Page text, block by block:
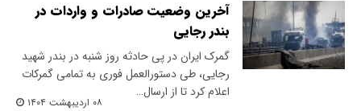
آخرین وضعیت صادرات و واردات در
بندر رجایی
گمرک ایران در پی حادثه روز شنبه در بندر شهید
رجایی، طی دستورالعمل فوری به تمامی گمرکات
اعلام کرد تا از ارسال…
۰۸ اردیبهشت ۱۴۰۴